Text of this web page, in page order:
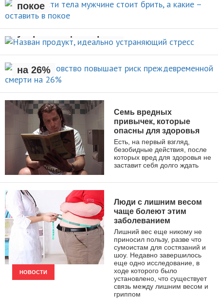
покое
УХОД ЗА СОБОЙ
Назван продукт, идеально
устраняющий стресс
НОВОСТИ
Раннее отцовство повышает
риск преждевременной смерти
на 26%
НОВОСТИ
ЗДОРОВЫЙ ОБРАЗ ЖИЗНИ
Семь вредных
привычек, которые
опасны для здоровья
Есть, на первый взгляд,
безобидные действия, после
которых вред для здоровья не
заставит себя долго ждать
НОВОСТИ
Люди с лишним весом
чаще болеют этим
заболеванием
Лишний вес еще никому не
приносил пользу, разве что
сумоистам для состязаний и
шоу. Недавно завершилось
еще одно исследование, в
ходе которого было
установлено, что существует
связь между лишним весом и
гриппом